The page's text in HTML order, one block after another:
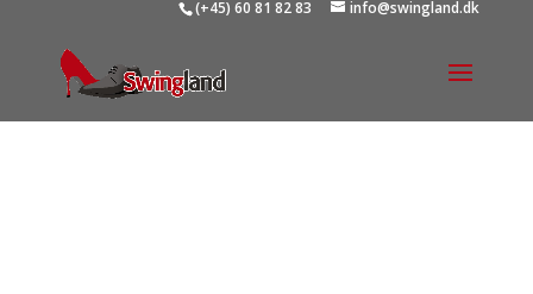
(+45) 60 81 82 83 info@swingland.dk